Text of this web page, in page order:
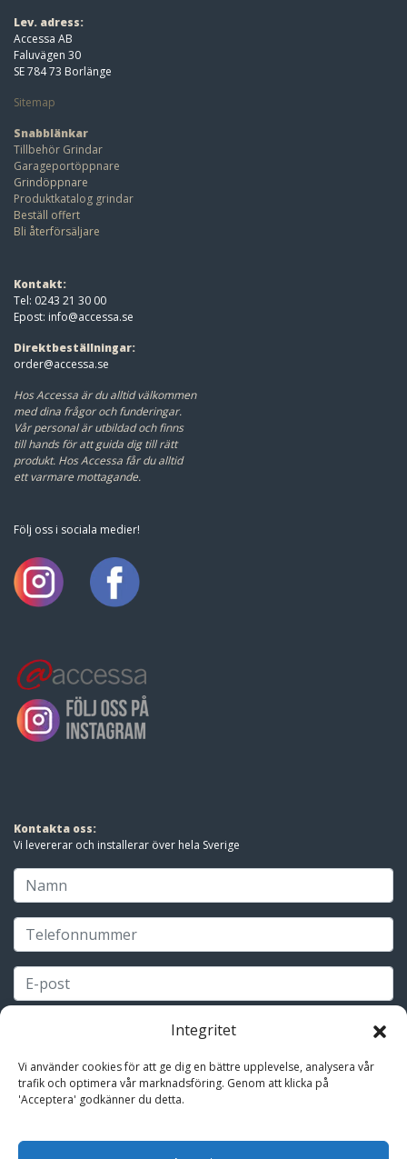
Integritet
Vi använder cookies för att ge dig en bättre upplevelse, analysera vår
trafik och optimera vår marknadsföring. Genom att klicka på
'Acceptera' godkänner du detta.
Lev. adress:
Accessa AB
Faluvägen 30
SE 784 73 Borlänge
Sitemap
Snabblänkar
Tillbehör Grindar
Garageportöppnare
Grindöppnare
Produktkatalog grindar
Beställ offert
Bli återförsäljare
Kontakt:
Tel: 0243 21 30 00
Epost: info@accessa.se
Direktbeställningar:
order@accessa.se
Hos Accessa är du alltid välkommen
med dina frågor och funderingar.
Vår personal är utbildad och finns
till hands för att guida dig till rätt
produkt. Hos Accessa får du alltid
ett varmare mottagande.
Följ oss i sociala medier!
Kontakta oss:
Vi levererar och installerar över hela Sverige